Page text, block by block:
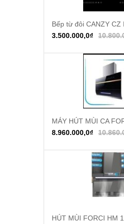
Thêm vào
Bếp từ đôi CANZY CZ
3.500.000,0₫
Thêm vào
MÁY HÚT MÙI CA
8.960.000,0₫
Thêm vào
HÚT MÙI FORCI HM